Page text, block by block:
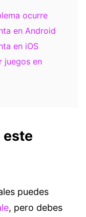
ocurre
en Android
en iOS
juegos en
este
puedes
, pero debes